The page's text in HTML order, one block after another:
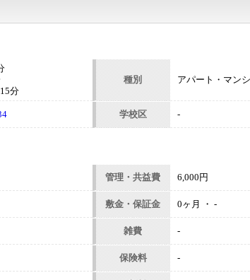
分
種別 アパート・マン
学校区 -
管理・共益費 6,000円
敷金・保証金 0ヶ月 ・ -
雑費 -
保険料 -